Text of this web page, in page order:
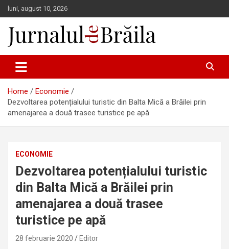
Skip
to
content
luni, august 10, 2026
Jurnalul de Brăila
Home
Economie
Dezvoltarea potențialului turistic din Balta Mică a Brăilei prin
amenajarea a două trasee turistice pe apă
ECONOMIE
Dezvoltarea potențialului turistic
din Balta Mică a Brăilei prin
amenajarea a două trasee
turistice pe apă
28 februarie 2020 Editor